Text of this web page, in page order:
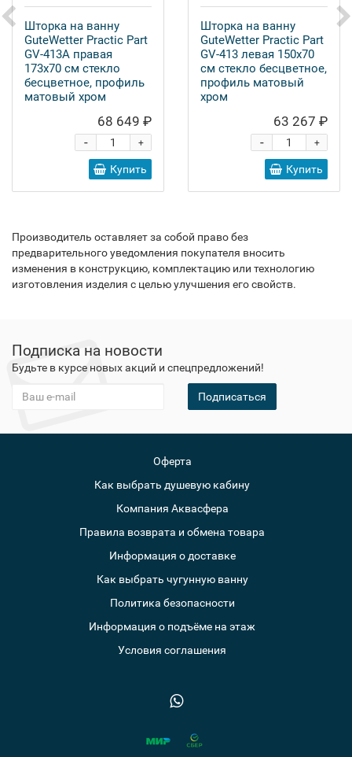
Шторка на ванну
GuteWetter Practic Part
GV-413A правая
173x70 см стекло
бесцветное, профиль
матовый хром
68 649 ₽
+
-
Купить
Шторка на ванну
GuteWetter Practic Part
GV-413 левая 150x70
см стекло бесцветное,
профиль матовый
хром
63 267 ₽
+
-
Купить
Производитель оставляет за собой право без
предварительного уведомления покупателя вносить
изменения в конструкцию, комплектацию или технологию
изготовления изделия с целью улучшения его свойств.
Подписка на новости
Будьте в курсе новых акций и спецпредложений!
Подписаться
Оферта
Как выбрать душевую кабину
Компания Аквасфера
Правила возврата и обмена товара
Информация о доставке
Как выбрать чугунную ванну
Политика безопасности
Информация о подъёме на этаж
Условия соглашения